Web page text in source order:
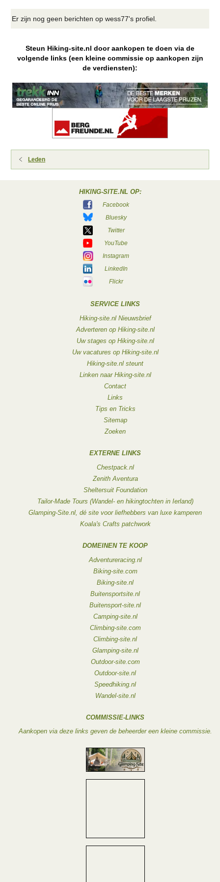
Er zijn nog geen berichten op wess77's profiel.
Steun Hiking-site.nl door aankopen te doen via de
volgende links (een kleine commissie op aankopen zijn
de verdiensten):
Leden
HIKING-SITE.NL OP:
Facebook
Bluesky
Twitter
YouTube
Instagram
LinkedIn
Flickr
SERVICE LINKS
Hiking-site.nl Nieuwsbrief
Adverteren op Hiking-site.nl
Uw stages op Hiking-site.nl
Uw vacatures op Hiking-site.nl
Hiking-site.nl steunt
Linken naar Hiking-site.nl
Contact
Links
Tips en Tricks
Sitemap
Zoeken
EXTERNE LINKS
Chestpack.nl
Zenith Aventura
Sheltersuit Foundation
Tailor-Made Tours (Wandel- en hikingtochten in Ierland)
Glamping-Site.nl, dé site voor liefhebbers van luxe kamperen
Koala's Crafts patchwork
DOMEINEN TE KOOP
Adventureracing.nl
Biking-site.com
Biking-site.nl
Buitensportsite.nl
Buitensport-site.nl
Camping-site.nl
Climbing-site.com
Climbing-site.nl
Glamping-site.nl
Outdoor-site.com
Outdoor-site.nl
Speedhiking.nl
Wandel-site.nl
COMMISSIE-LINKS
Aankopen via deze links geven de beheerder een kleine commissie.